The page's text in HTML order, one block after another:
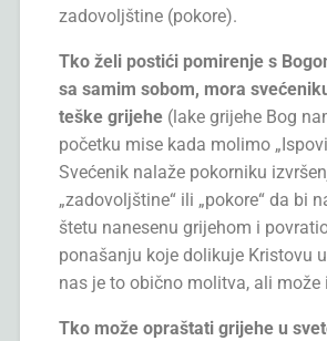
zadovoljštine (pokore).
Tko želi postići pomirenje s
sa samim sobom, mora
teške grijehe(lake grijehe Bog
početku mise kada molimo
Svećenik nalaže pokorniku
„zadovoljštine“ ili „pokore“ da bi
štetu nanesenu grijehom i
ponašanju koje dolikuje Kristovu
nas je to obično molitva, ali može
Tko može opraštati grijehe u